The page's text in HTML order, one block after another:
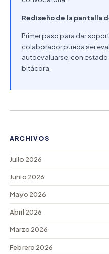
Rediseño de la pantalla
Primer paso para dar
colaborador pueda ser
autoevaluarse, con
bitácora.
ARCHIVOS
Julio 2026
Junio 2026
Mayo 2026
Abril 2026
Marzo 2026
Febrero 2026